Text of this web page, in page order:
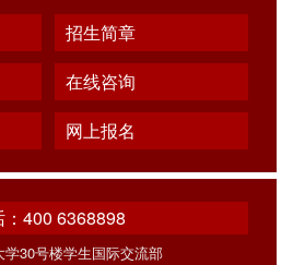
招生简章
在线咨询
网上报名
：400 6368898
学30号楼学生国际交流部